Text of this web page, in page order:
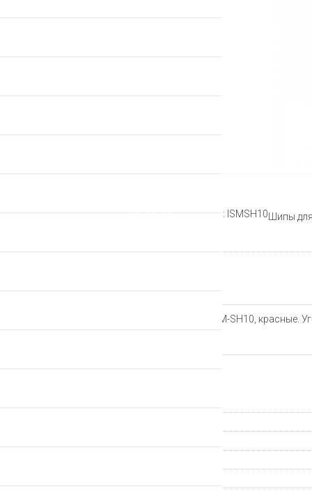
Рейтинг: Артикул: ISMSH10 Шипы
Производитель
Описание
Шипы для педалей Shimano SM-SH10, красные.
Страна происхождения
Производитель
Гарантия